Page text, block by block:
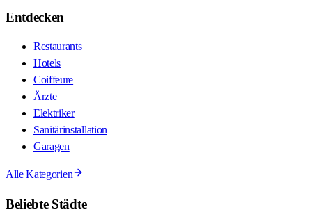
Entdecken
Restaurants
Hotels
Coiffeure
Ärzte
Elektriker
Sanitärinstallation
Garagen
Alle Kategorien
Beliebte Städte